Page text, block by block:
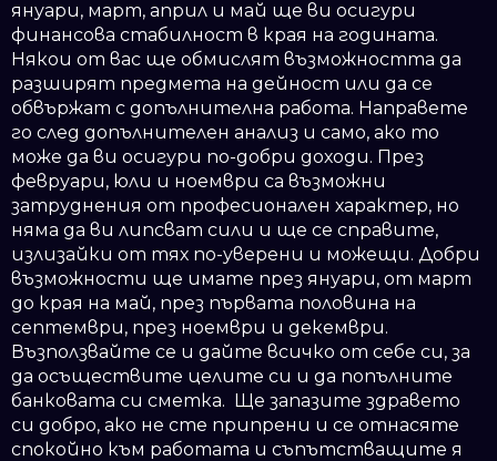
януари, март, април и май ще ви осигури
финансова стабилност в края на годината.
Някои от вас ще обмислят възможността да
разширят предмета на дейност или да се
обвържат с допълнителна работа. Направете
го след допълнителен анализ и само, ако то
може да ви осигури по-добри доходи. През
февруари, юли и ноември са възможни
затруднения от професионален характер, но
няма да ви липсват сили и ще се справите,
излизайки от тях по-уверени и можещи. Добри
възможности ще имате през януари, от март
до края на май, през първата половина на
септември, през ноември и декември.
Възползвайте се и дайте всичко от себе си, за
да осъществите целите си и да попълните
банковата си сметка. Ще запазите здравето
си добро, ако не сте припрени и се отнасяте
спокойно към работата и съпътстващите я